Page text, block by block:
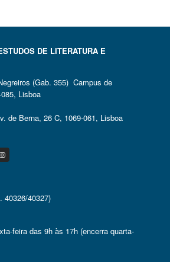
DE LITERATURA E
(Gab. 355) Campus de
Lisboa
de Berna, 26 C, 1069-061, Lisboa
Instagram
40326/40327)
feira das 9h às 17h (encerra quarta-